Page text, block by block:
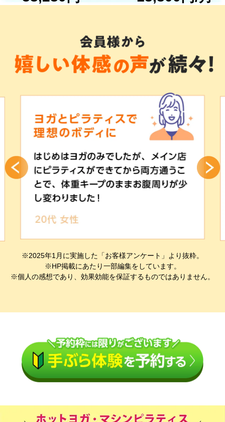
※2025年1月に実施した「お客様アンケート」より抜粋。
※HP掲載にあたり一部編集をしています。
※個人の感想であり、効果効能を保証するものではありません。